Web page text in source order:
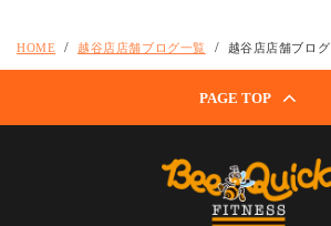
HOME 越谷店店舗ブログ一覧 越谷店店舗ブログ
PAGE TOP